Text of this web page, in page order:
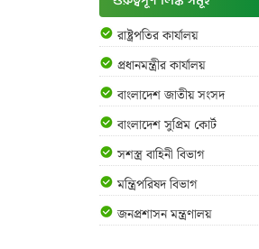
রাষ্ট্রপতির কার্যালয়
প্রধানমন্ত্রীর কার্যালয়
বাংলাদেশ জাতীয় সংসদ
বাংলাদেশ সুপ্রিম কোর্ট
সশস্ত্র বাহিনী বিভাগ
মন্ত্রিপরিষদ বিভাগ
জনপ্রশাসন মন্ত্রণালয়